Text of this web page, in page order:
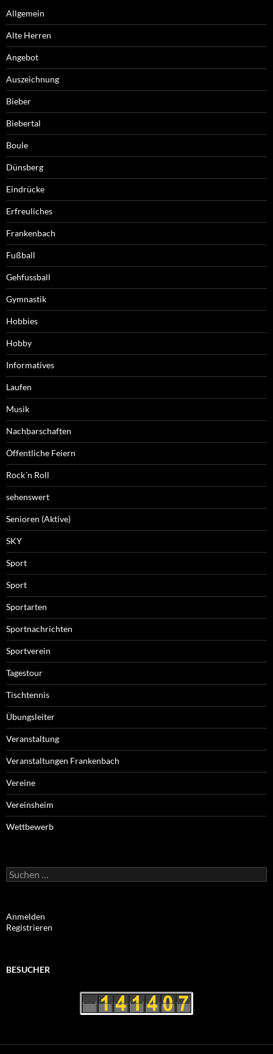
Allgemein
Alte Herren
Angebot
Auszeichnung
Bieber
Biebertal
Boule
Dünsberg
Eindrücke
Erfreuliches
Frankenbach
Fußball
Gehfussball
Gymnastik
Hobbies
Hobby
Informatives
Laufen
Musik
Nachbarschaften
Öffentliche Feiern
Rock´n Roll
sehenswert
Senioren (Aktive)
SKY
Sport
Sport
Sportarten
Sportnachrichten
Sportverein
Tagestour
Tischtennis
Übungsleiter
Veranstaltung
Veranstaltungen Frankenbach
Vereine
Vereinsheim
Wettbewerb
Suchen
nach:
Anmelden
Registrieren
BESUCHER